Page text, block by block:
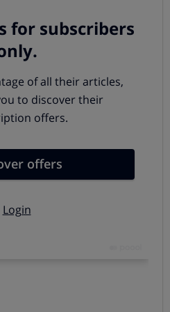
una capa
se disuelva en el estómago
al intestino delgado dónde
con los comprimidos
velocidad la liberación del
proteger el fármaco de la
el sabor, mejorar la